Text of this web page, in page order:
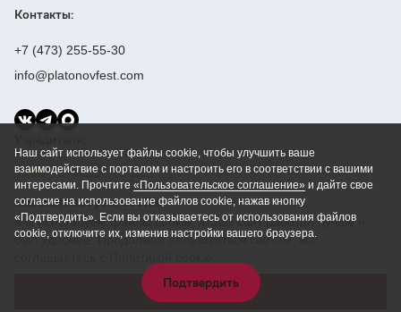
Контакты:
+7 (473) 255-55-30
info@platonovfest.com
Создание сайта —Cтудия Парфенова
Наш сайт использует файлы cookie, чтобы улучшить ваше
взаимодействие с порталом и настроить его в соответствии с вашими
интересами. Прочтите «Пользовательское соглашение» и дайте свое
согласие на использование файлов cookie, нажав кнопку
«Подтвердить». Если вы отказываетесь от использования файлов
cookie, отключите их, изменив настройки вашего браузера.
Подтвердить
Мы используем cookie
Мы используем файлы cookie, чтобы сайт работал лучше и
был удобнее. Продолжая пользоваться сайтом, вы
Принять